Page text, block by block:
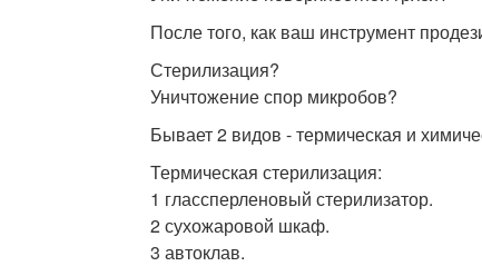
После того, как ваш инструмент
Стерилизация?
Уничтожение спор микробов?
Бывает 2 видов - термическая и
Термическая стерилизация:
1 глассперленовый стерилизатор.
2 сухожаровой шкаф.
3 автоклав.